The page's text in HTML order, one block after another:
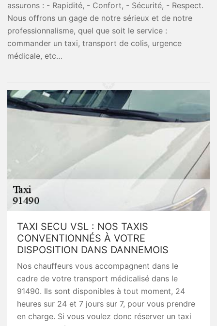
assurons : - Rapidité, - Confort, - Sécurité, - Respect.
Nous offrons un gage de notre sérieux et de notre
professionnalisme, quel que soit le service :
commander un taxi, transport de colis, urgence
médicale, etc…
TAXI SECU VSL : NOS TAXIS
CONVENTIONNÉS À VOTRE
DISPOSITION DANS DANNEMOIS
Nos chauffeurs vous accompagnent dans le
cadre de votre transport médicalisé dans le
91490. Ils sont disponibles à tout moment, 24
heures sur 24 et 7 jours sur 7, pour vous prendre
en charge. Si vous voulez donc réserver un taxi